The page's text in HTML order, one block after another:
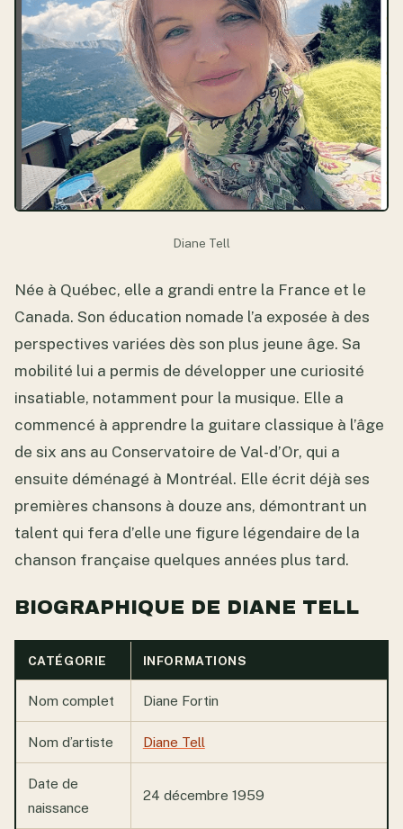
Diane Tell
Née à Québec, elle a grandi entre la France et le
Canada. Son éducation nomade l’a exposée à des
perspectives variées dès son plus jeune âge. Sa
mobilité lui a permis de développer une curiosité
insatiable, notamment pour la musique. Elle a
commencé à apprendre la guitare classique à l’âge
de six ans au Conservatoire de Val-d’Or, qui a
ensuite déménagé à Montréal. Elle écrit déjà ses
premières chansons à douze ans, démontrant un
talent qui fera d’elle une figure légendaire de la
chanson française quelques années plus tard.
BIOGRAPHIQUE DE DIANE TELL
CATÉGORIE INFORMATIONS
Nom complet Diane Fortin
Nom d’artiste Diane Tell
Date de
naissance
24 décembre 1959